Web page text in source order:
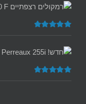
דורג5.00
דורג5.00